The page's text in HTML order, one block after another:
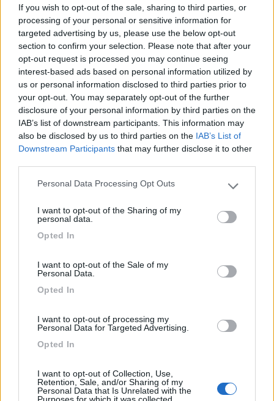
If you wish to opt-out of the sale, sharing to third parties, or
processing of your personal or sensitive information for
targeted advertising by us, please use the below opt-out
section to confirm your selection. Please note that after your
opt-out request is processed you may continue seeing
interest-based ads based on personal information utilized by
us or personal information disclosed to third parties prior to
your opt-out. You may separately opt-out of the further
disclosure of your personal information by third parties on the
IAB’s list of downstream participants. This information may
also be disclosed by us to third parties on the IAB’s List of
Downstream Participants that may further disclose it to other
Please note that this website/app uses one or more Google
not limited to your visit or usage behaviour. You may click to
grant or deny consent to Google and its third-party tags to
use your data for below specified purposes in below Google
Personal Data Processing Opt Outs
I want to opt-out of the Sharing of my
personal data.
Opted In
I want to opt-out of the Sale of my
Personal Data.
Opted In
I want to opt-out of processing my
Personal Data for Targeted Advertising.
Opted In
I want to opt-out of Collection, Use,
Retention, Sale, and/or Sharing of my
Personal Data that Is Unrelated with the
Purposes for which it was collected.
gianpy53 17/08/2021 23:09
Ottimo campeggio, gestori sempre disponibili,
servizi igienici e docce sempre pulite. Wi-Fi
gratuito, prese per antenna TV. L'attacco e
distacco dalla 220v lo effettua il gestore in
quando si pagano i KW consumati. Molto buono
anche il ristorante ed anche la carne cotta sulla
griglia dai gestori. All'arrivo danno un pass
gratuito ad ogni persona per autobus e treni.
cla68
Campeggio ben strutturato, sostato per una
settimana e ho prolungato di qualche giorno per la
base di partenza per escursioni alle malghe e
laghi, ottimi servizi, e gestori disponibili e cordiali.